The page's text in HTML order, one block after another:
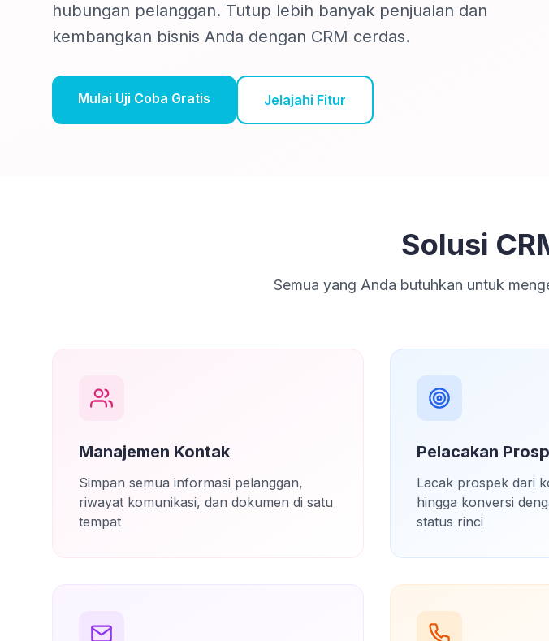
hubungan pelanggan. Tutup lebih banyak penjualan dan
kembangkan bisnis Anda dengan CRM cerdas.
Mulai Uji Coba Gratis Jelajahi Fitur
Solusi
Semua yang Anda butuhkan untuk
Manajemen Kontak
Simpan semua informasi pelanggan,
riwayat komunikasi, dan dokumen di satu
tempat
Pelacakan
Lacak prospek dari
hingga konversi
status rinci